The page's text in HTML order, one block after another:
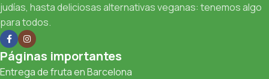
judías, hasta deliciosas alternativas veganas: tenemos algo
para todos.
Páginas importantes
Entrega de fruta en Barcelona